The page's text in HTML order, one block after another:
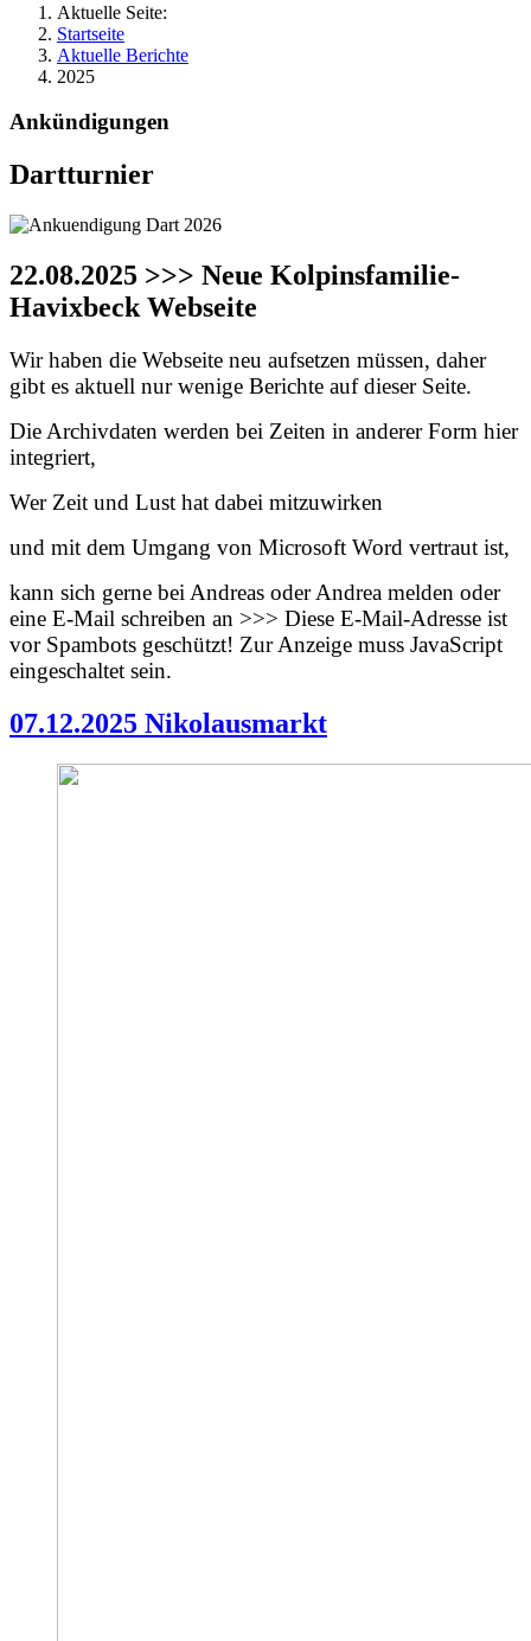
Aktuelle Seite:
Startseite
Aktuelle Berichte
2025
Ankündigungen
Dartturnier
22.08.2025 >>> Neue Kolpinsfamilie-
Havixbeck Webseite
Wir haben die Webseite neu aufsetzen müssen, daher
gibt es aktuell nur wenige Berichte auf dieser Seite.
Die Archivdaten werden bei Zeiten in anderer Form hier
integriert,
Wer Zeit und Lust hat dabei mitzuwirken
und mit dem Umgang von Microsoft Word vertraut ist,
kann sich gerne bei Andreas oder Andrea melden oder
eine E-Mail schreiben an >>> Diese E-Mail-Adresse ist
vor Spambots geschützt! Zur Anzeige muss JavaScript
eingeschaltet sein.
07.12.2025 Nikolausmarkt